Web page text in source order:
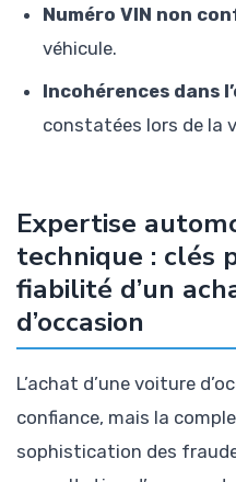
Numéro VIN non
véhicule.
Incohérences dans
constatées lors de la
Expertise
technique : clés
fiabilité d’un
d’occasion
L’achat d’une voiture
confiance, mais la
sophistication des